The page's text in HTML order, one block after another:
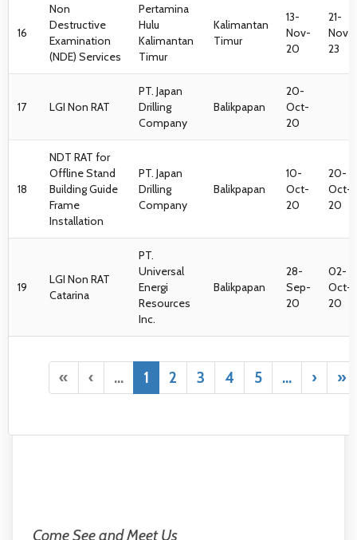
« ‹ ... 1 2 3 4 5 ... › »
16
Non
Destructive
Examination
(NDE) Services
Pertamina
Hulu
Kalimantan
Timur
Kalimantan
Timur
13-
Nov-
20
21-
Nov-
23
17 LGI Non RAT
PT. Japan
Drilling
Company
Balikpapan
20-
Oct-
20
18
NDT RAT for
Offline Stand
Building Guide
Frame
Installation
PT. Japan
Drilling
Company
Balikpapan
10-
Oct-
20
20-
Oct-
20
19
LGI Non RAT
Catarina
PT.
Universal
Energi
Resources
Inc.
Balikpapan
28-
Sep-
20
02-
Oct-
20
Come See and Meet Us